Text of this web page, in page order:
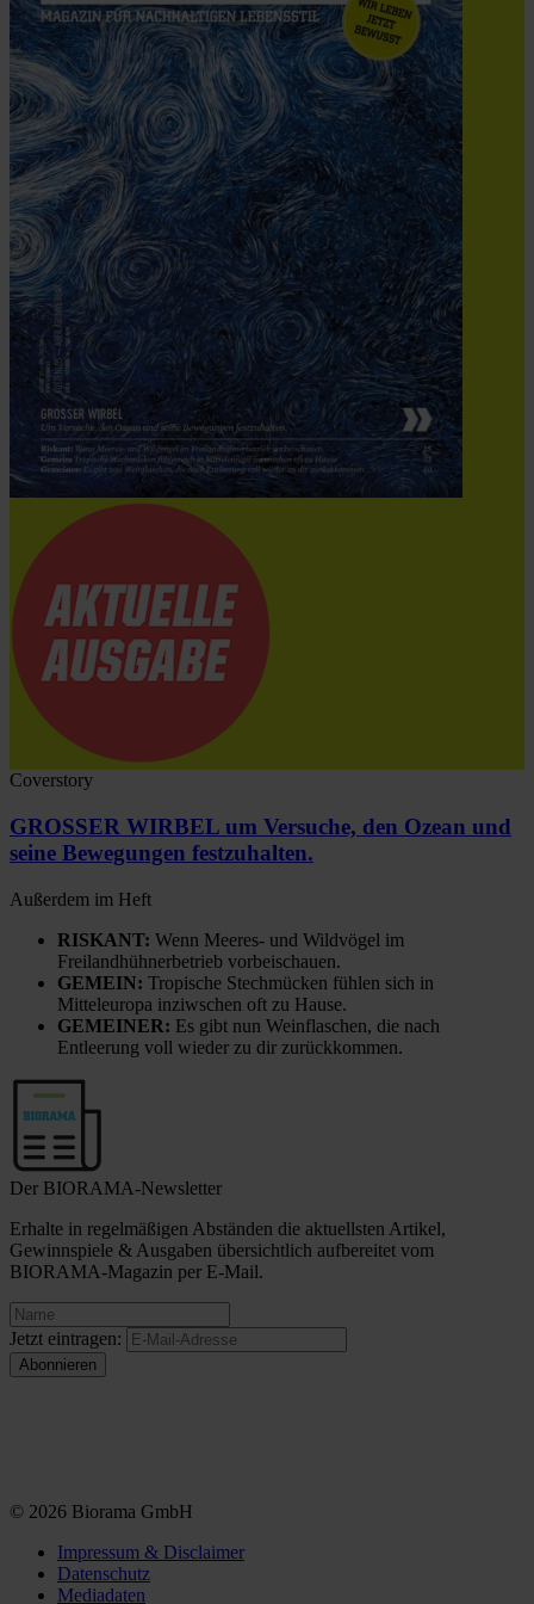
Coverstory
GROSSER WIRBEL um Versuche, den Ozean und
seine Bewegungen festzuhalten.
Außerdem im Heft
RISKANT: Wenn Meeres- und Wildvögel im
Freilandhühnerbetrieb vorbeischauen.
GEMEIN: Tropische Stechmücken fühlen sich in
Mitteleuropa inziwschen oft zu Hause.
GEMEINER: Es gibt nun Weinflaschen, die nach
Entleerung voll wieder zu dir zurückkommen.
Der BIORAMA-Newsletter
Erhalte in regelmäßigen Abständen die aktuellsten Artikel,
Gewinnspiele & Ausgaben übersichtlich aufbereitet vom
BIORAMA-Magazin per E-Mail.
Jetzt eintragen:
© 2026 Biorama GmbH
Impressum & Disclaimer
Datenschutz
Mediadaten